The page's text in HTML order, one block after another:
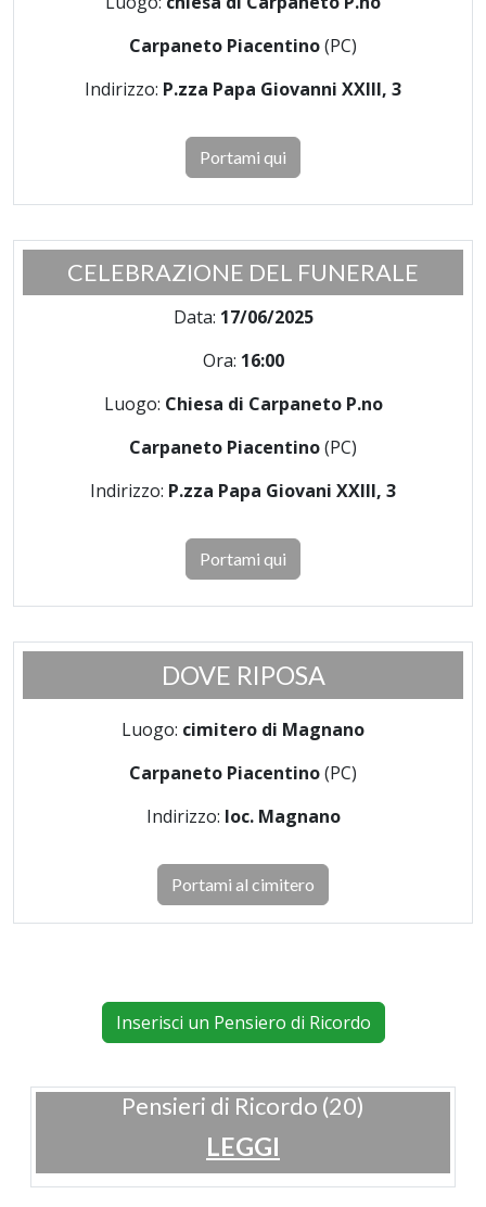
Carpaneto Piacentino(PC)
Indirizzo: P.zza Papa Giovanni XXIII, 3
Portami qui
CELEBRAZIONE DEL FUNERALE
Data: 17/06/2025
Ora: 16:00
Luogo: Chiesa di Carpaneto P.no
Carpaneto Piacentino(PC)
Indirizzo: P.zza Papa Giovani XXIII, 3
Portami qui
DOVE RIPOSA
Luogo: cimitero di Magnano
Carpaneto Piacentino(PC)
Indirizzo: loc. Magnano
Portami al cimitero
Inserisci un Pensiero di Ricordo
Pensieri di Ricordo (20)
LEGGI